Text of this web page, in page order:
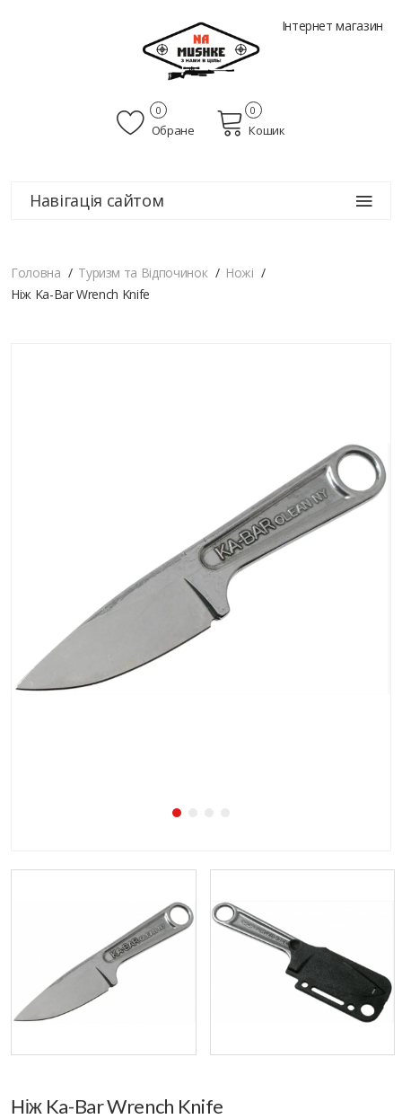
Інтернет магазин
Обране
0
Кошик
0
Навігація сайтом
Головна Туризм та Відпочинок
Ножі
Ніж Ka-Bar Wrench Knife
Ніж Ka-Bar Wrench Knife